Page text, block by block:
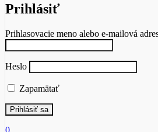
Prihlásiť
Prihlasovacie meno alebo e-mailová
Heslo
Zapamätať
0